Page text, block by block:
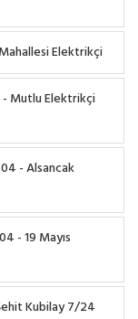
Elektrikçi
Mutlu Elektrikçi
- Alsancak
- 19 Mayıs
Kubilay 7/24